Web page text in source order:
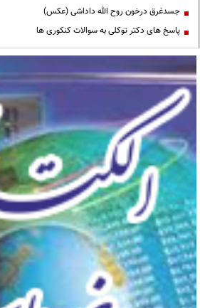
جسدغرق درخون روح الله داداشی (عکس)
پاسخ های دکتر توکلی به سوالات کنکوری ها